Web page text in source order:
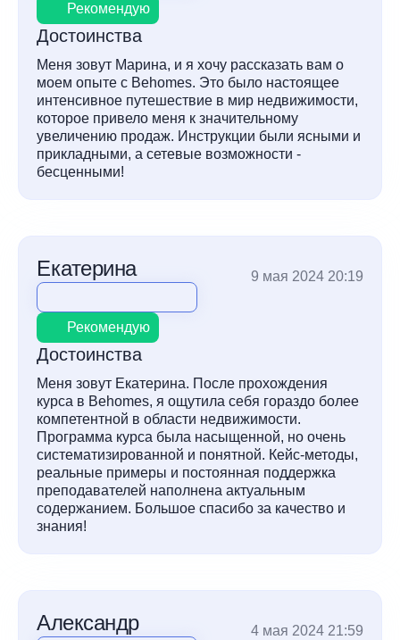
Рекомендую
Достоинства
Меня зовут Марина, и я хочу рассказать вам о
моем опыте с Behomes. Это было настоящее
интенсивное путешествие в мир недвижимости,
которое привело меня к значительному
увеличению продаж. Инструкции были ясными и
прикладными, а сетевые возможности -
бесценными!
Екатерина 9 мая 2024 20:19
Рекомендую
Достоинства
Меня зовут Екатерина. После прохождения
курса в Behomes, я ощутила себя гораздо более
компетентной в области недвижимости.
Программа курса была насыщенной, но очень
систематизированной и понятной. Кейс-методы,
реальные примеры и постоянная поддержка
преподавателей наполнена актуальным
содержанием. Большое спасибо за качество и
знания!
Александр 4 мая 2024 21:59